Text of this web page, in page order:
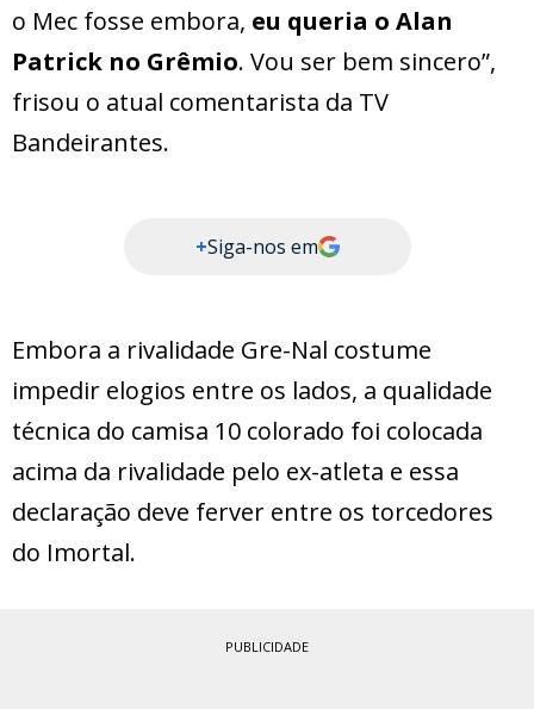
o Mec fosse embora, eu queria o Alan
Patrick no Grêmio. Vou ser bem sincero”,
frisou o atual comentarista da TV
Bandeirantes.
+Siga-nos em
Embora a rivalidade Gre-Nal costume
impedir elogios entre os lados, a qualidade
técnica do camisa 10 colorado foi colocada
acima da rivalidade pelo ex-atleta e essa
declaração deve ferver entre os torcedores
do Imortal.
PUBLICIDADE